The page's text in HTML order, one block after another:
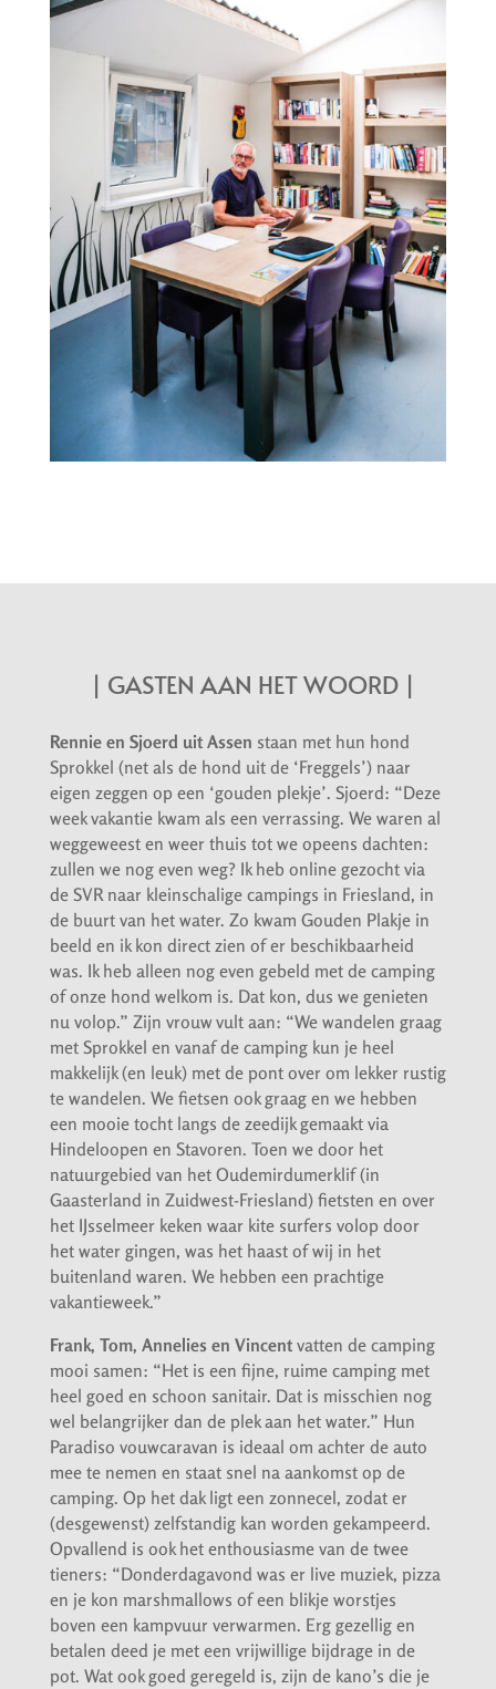
| GASTEN AAN HET WOORD |
Rennie en Sjoerd uit Assen staan met hun hond
Sprokkel (net als de hond uit de ‘Freggels’) naar
eigen zeggen op een ‘gouden plekje’. Sjoerd: “Deze
week vakantie kwam als een verrassing. We waren al
weggeweest en weer thuis tot we opeens dachten:
zullen we nog even weg? Ik heb online gezocht via
de SVR naar kleinschalige campings in Friesland, in
de buurt van het water. Zo kwam Gouden Plakje in
beeld en ik kon direct zien of er beschikbaarheid
was. Ik heb alleen nog even gebeld met de camping
of onze hond welkom is. Dat kon, dus we genieten
nu volop.” Zijn vrouw vult aan: “We wandelen graag
met Sprokkel en vanaf de camping kun je heel
makkelijk (en leuk) met de pont over om lekker rustig
te wandelen. We fietsen ook graag en we hebben
een mooie tocht langs de zeedijk gemaakt via
Hindeloopen en Stavoren. Toen we door het
natuurgebied van het Oudemirdumerklif (in
Gaasterland in Zuidwest-Friesland) fietsten en over
het IJsselmeer keken waar kite surfers volop door
het water gingen, was het haast of wij in het
buitenland waren. We hebben een prachtige
vakantieweek.”
Frank, Tom, Annelies en Vincentvatten de camping
mooi samen: “Het is een fijne, ruime camping met
heel goed en schoon sanitair. Dat is misschien nog
wel belangrijker dan de plek aan het water.” Hun
Paradiso vouwcaravan is ideaal om achter de auto
mee te nemen en staat snel na aankomst op de
camping. Op het dak ligt een zonnecel, zodat er
(desgewenst) zelfstandig kan worden gekampeerd.
Opvallend is ook het enthousiasme van de twee
tieners: “Donderdagavond was er live muziek, pizza
en je kon marshmallows of een blikje worstjes
boven een kampvuur verwarmen. Erg gezellig en
betalen deed je met een vrijwillige bijdrage in de
pot. Wat ook goed geregeld is, zijn de kano’s die je